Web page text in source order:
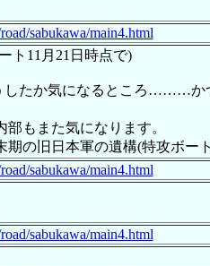
sabukawa/main4.html
ト11月21日時点で)
たか気になるところ………か
もまた気になります。
の旧日本軍の遺構(特攻ボ
sabukawa/main4.html
sabukawa/main4.html